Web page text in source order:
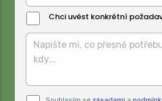
Chci uvést konkrétní
Zprávy: